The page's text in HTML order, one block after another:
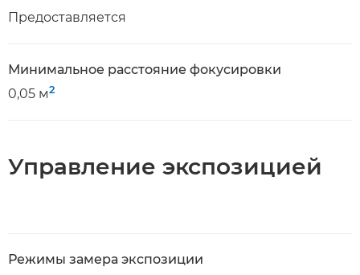
Предоставляется
Минимальное расстояние фокусировки
0,05 м2
Управление экспозицией
Режимы замера экспозиции